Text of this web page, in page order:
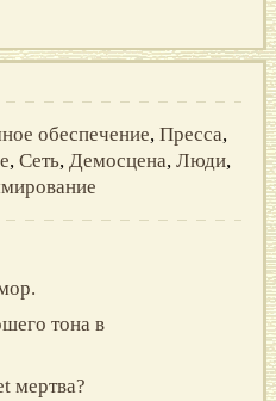
обеспечение, Пресса,
, Сеть, Демосцена, Люди,
тона в
мертва?